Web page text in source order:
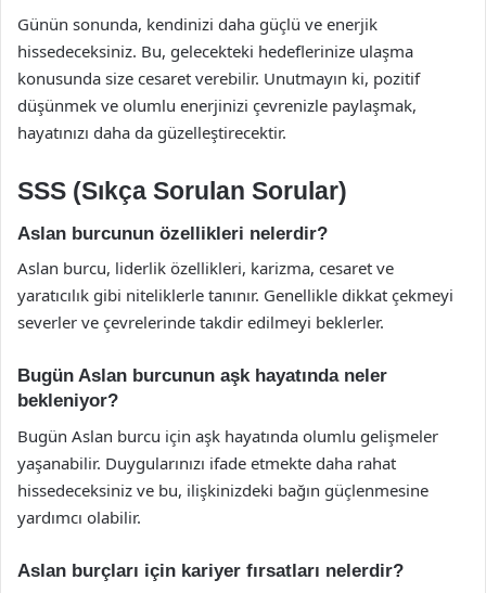
Günün sonunda, kendinizi daha güçlü ve enerjik
hissedeceksiniz. Bu, gelecekteki hedeflerinize ulaşma
konusunda size cesaret verebilir. Unutmayın ki, pozitif
düşünmek ve olumlu enerjinizi çevrenizle paylaşmak,
hayatınızı daha da güzelleştirecektir.
SSS (Sıkça Sorulan Sorular)
Aslan burcunun özellikleri nelerdir?
Aslan burcu, liderlik özellikleri, karizma, cesaret ve
yaratıcılık gibi niteliklerle tanınır. Genellikle dikkat çekmeyi
severler ve çevrelerinde takdir edilmeyi beklerler.
Bugün Aslan burcunun aşk hayatında neler
bekleniyor?
Bugün Aslan burcu için aşk hayatında olumlu gelişmeler
yaşanabilir. Duygularınızı ifade etmekte daha rahat
hissedeceksiniz ve bu, ilişkinizdeki bağın güçlenmesine
yardımcı olabilir.
Aslan burçları için kariyer fırsatları nelerdir?